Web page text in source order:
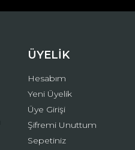
ÜYELİK
Hesabım
Yeni Üyelik
Üye Girişi
Şifremi Unuttum
Sepetiniz